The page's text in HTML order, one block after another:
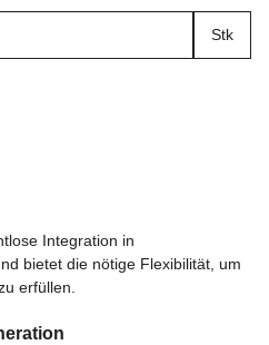
Stk
Integration in
bietet die nötige Flexibilität, um
erfüllen.